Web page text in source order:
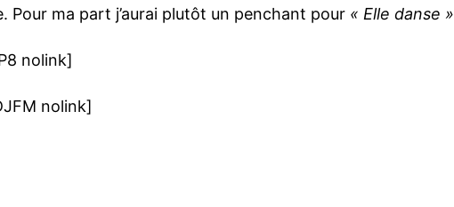
Pour ma part j’aurai plutôt un penchant pour « Elle danse »
nolink]
nolink]